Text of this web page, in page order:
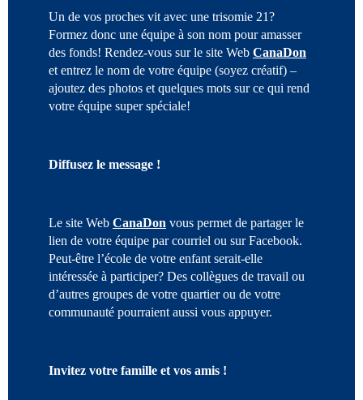
Un de vos proches vit avec une trisomie 21?
Formez donc une équipe à son nom pour amasser
des fonds! Rendez-vous sur le site Web CanaDon
et entrez le nom de votre équipe (soyez créatif) –
ajoutez des photos et quelques mots sur ce qui rend
votre équipe super spéciale!
Diffusez le message !
Le site Web CanaDon vous permet de partager le
lien de votre équipe par courriel ou sur Facebook.
Peut-être l’école de votre enfant serait-elle
intéressée à participer? Des collègues de travail ou
d’autres groupes de votre quartier ou de votre
communauté pourraient aussi vous appuyer.
Invitez votre famille et vos amis !